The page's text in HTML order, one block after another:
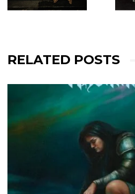
RELATED POSTS